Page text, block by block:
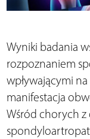
Wyniki badania
rozpoznaniem
wpływającymi
manifestacja
Wśród chorych